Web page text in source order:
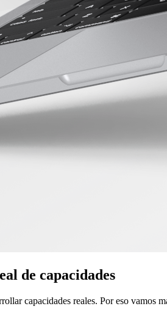
de capacidades
capacidades reales. Por eso